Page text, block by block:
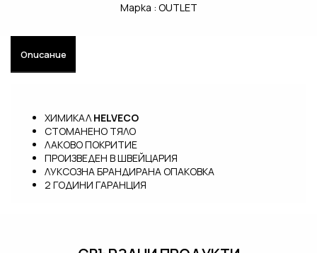
Марка : OUTLET
Описание
ХИМИКАЛHELVECO
СТОМАНЕНО ТЯЛО
ЛАКОВО ПОКРИТИЕ
ПРОИЗВЕДЕН В ШВЕЙЦАРИЯ
ЛУКСОЗНА БРАНДИРАНА ОПАКОВКА
2 ГОДИНИ ГАРАНЦИЯ